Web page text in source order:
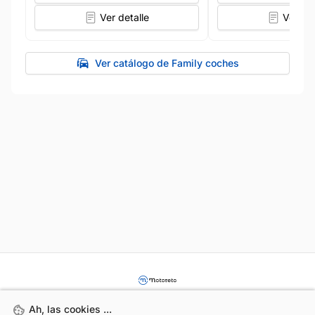
Ver detalle Ver
Ver catálogo de Family coches
Ah, las cookies ...
Ah, las cookies ...